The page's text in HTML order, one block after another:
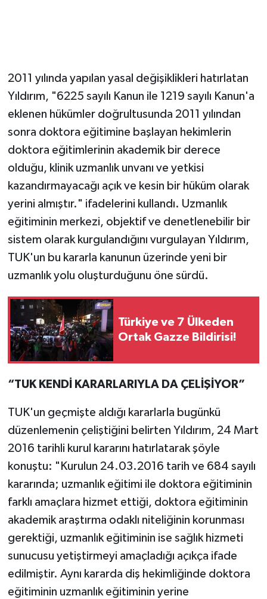
2011 yılında yapılan yasal değişiklikleri hatırlatan
Yıldırım, "6225 sayılı Kanun ile 1219 sayılı Kanun'a
eklenen hükümler doğrultusunda 2011 yılından
sonra doktora eğitimine başlayan hekimlerin
doktora eğitimlerinin akademik bir derece
olduğu, klinik uzmanlık unvanı ve yetkisi
kazandırmayacağı açık ve kesin bir hüküm olarak
yerini almıştır." ifadelerini kullandı. Uzmanlık
eğitiminin merkezi, objektif ve denetlenebilir bir
sistem olarak kurgulandığını vurgulayan Yıldırım,
TUK'un bu kararla kanunun üzerinde yeni bir
uzmanlık yolu oluşturduğunu öne sürdü.
Türkiye ve 7 Ülkeden
Ortak Gazze Bildirisi!
“TUK KENDİ KARARLARIYLA DA ÇELİŞİYOR”
TUK'un geçmişte aldığı kararlarla bugünkü
düzenlemenin çeliştiğini belirten Yıldırım, 24 Mart
2016 tarihli kurul kararını hatırlatarak şöyle
konuştu: "Kurulun 24.03.2016 tarih ve 684 sayılı
kararında; uzmanlık eğitimi ile doktora eğitiminin
farklı amaçlara hizmet ettiği, doktora eğitiminin
akademik araştırma odaklı niteliğinin korunması
gerektiği, uzmanlık eğitiminin ise sağlık hizmeti
sunucusu yetiştirmeyi amaçladığı açıkça ifade
edilmiştir. Aynı kararda diş hekimliğinde doktora
eğitiminin uzmanlık eğitiminin yerine